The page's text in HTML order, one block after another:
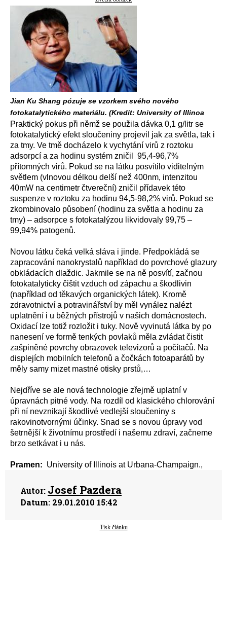
Jian Ku Shang pózuje se vzorkem svého nového
fotokatalytického materiálu. (Kredit: University of Illinoa
Praktický pokus při němž se použila dávka 0,1 g/litr se
fotokatalytický efekt sloučeniny projevil jak za světla, tak i
za tmy. Ve tmě docházelo k vychytání virů z roztoku
adsorpcí a za hodinu systém zničil 95,4-96,7%
přítomných virů. Pokud se na látku posvítilo viditelným
světlem (vlnovou délkou delší než 400nm, intenzitou
40mW na centimetr čtvereční) zničil přídavek této
suspenze v roztoku za hodinu 94,5-98,2% virů. Pokud se
zkombinovalo působení (hodinu za světla a hodinu za
tmy) – adsorpce s fotokatalýzou likvidovaly 99,75 –
99,94% patogenů.
Novou látku čeká velká sláva i jinde. Předpokládá se
zapracování nanokrystalů například do povrchové glazury
obkládacích dlaždic. Jakmile se na ně posvítí, začnou
fotokatalyticky čištit vzduch od zápachu a škodlivin
(například od těkavých organických látek). Kromě
zdravotnictví a potravinářství by měl vynález nalézt
uplatnění i u běžných přístrojů v našich domácnostech.
Oxidací lze totiž rozložit i tuky. Nově vyvinutá látka by po
nanesení ve formě tenkých povlaků měla zvládat čistit
zašpiněné povrchy obrazovek televizorů a počítačů. Na
displejích mobilních telefonů a čočkách fotoaparátů by
měly samy mizet mastné otisky prstů,…
Nejdříve se ale nová technologie zřejmě uplatní v
úpravnách pitné vody. Na rozdíl od klasického chlorování
při ní nevznikají škodlivé vedlejší sloučeniny s
rakovinotvornými účinky. Snad se s novou úpravy vod
šetrnější k životnímu prostředí i našemu zdraví, začneme
brzo setkávat i u nás.
Pramen: University of Illinois at Urbana-Champaign.,
Autor: Josef Pazdera
Datum: 29.01.2010 15:42
Tisk článku